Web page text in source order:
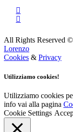
All Rights Reserved
Lorenzo
Cookies & Privacy
Utilizziamo cookies!
Utilizziamo cookies
info vai alla pagina
Cookie Settings